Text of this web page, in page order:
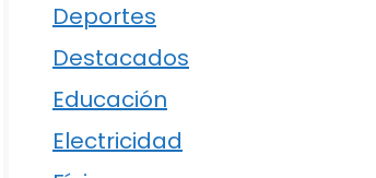
Deportes
Destacados
Educación
Electricidad